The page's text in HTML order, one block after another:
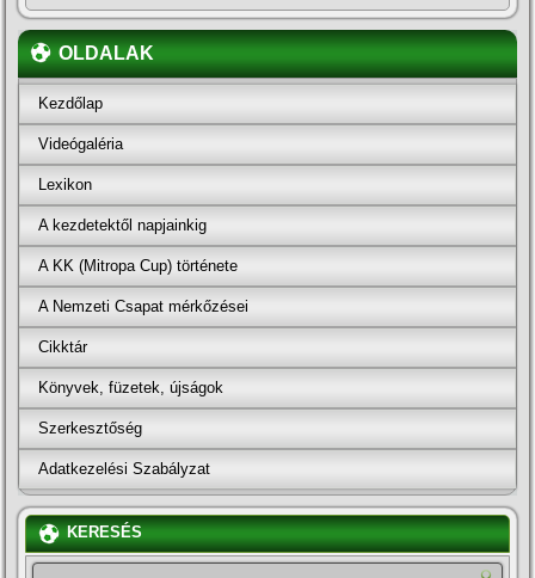
OLDALAK
Kezdőlap
Videógaléria
Lexikon
A kezdetektől napjainkig
A KK (Mitropa Cup) története
A Nemzeti Csapat mérkőzései
Cikktár
Könyvek, füzetek, újságok
Szerkesztőség
Adatkezelési Szabályzat
KERESÉS